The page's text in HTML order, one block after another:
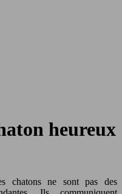
heureux
chatons ne sont pas des